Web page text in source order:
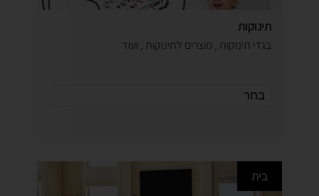
תינוקות
בגדי תינוקות , מוצרים לתינוקות , ועוד
בית